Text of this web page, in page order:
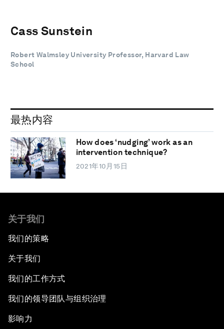
Cass Sunstein
Robert Walmsley University Professor, Harvard Law
School
最热内容
How does ‘nudging’ work as an
intervention technique?
2021年10月15日
关于我们
我们的策略
关于我们
我们的工作方式
我们的领导团队与组织治理
影响力